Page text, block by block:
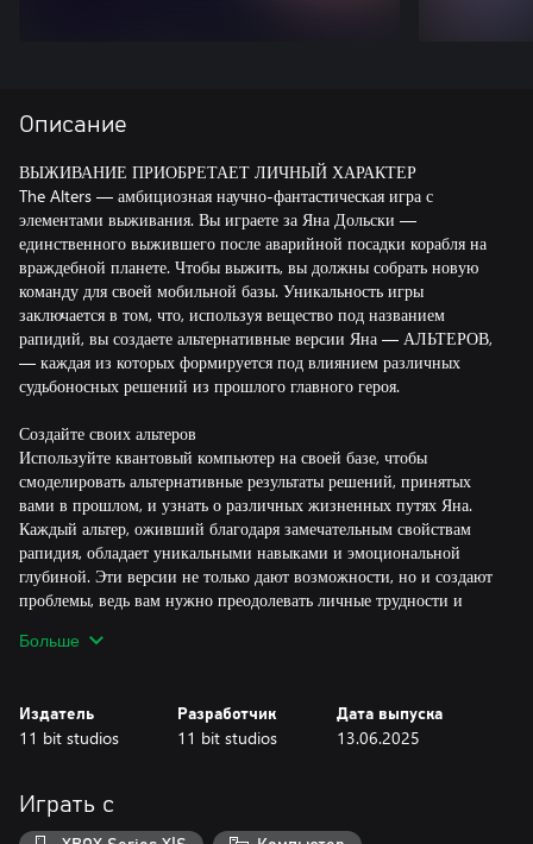
Описание
ВЫЖИВАНИЕ ПРИОБРЕТАЕТ ЛИЧНЫЙ ХАРАКТЕР
The Alters — амбициозная научно-фантастическая игра с
элементами выживания. Вы играете за Яна Дольски —
единственного выжившего после аварийной посадки корабля на
враждебной планете. Чтобы выжить, вы должны собрать новую
команду для своей мобильной базы. Уникальность игры
заключается в том, что, используя вещество под названием
рапидий, вы создаете альтернативные версии Яна — АЛЬТЕРОВ,
— каждая из которых формируется под влиянием различных
судьбоносных решений из прошлого главного героя.
Создайте своих альтеров
Используйте квантовый компьютер на своей базе, чтобы
смоделировать альтернативные результаты решений, принятых
вами в прошлом, и узнать о различных жизненных путях Яна.
Каждый альтер, оживший благодаря замечательным свойствам
рапидия, обладает уникальными навыками и эмоциональной
глубиной. Эти версии не только дают возможности, но и создают
проблемы, ведь вам нужно преодолевать личные трудности и
поверхность планеты в поисках ценных ресурсов, таких как
металлы и органические материалы. Однако, выходя за пределы
также постоянной солнечной радиации. Поэтому вам следует
обращать внимание на игровой цикл дня и ночи и разумно
Больше
Издатель
11 bit studios
Разработчик
11 bit studios
Дата выпуска
13.06.2025
Играть с